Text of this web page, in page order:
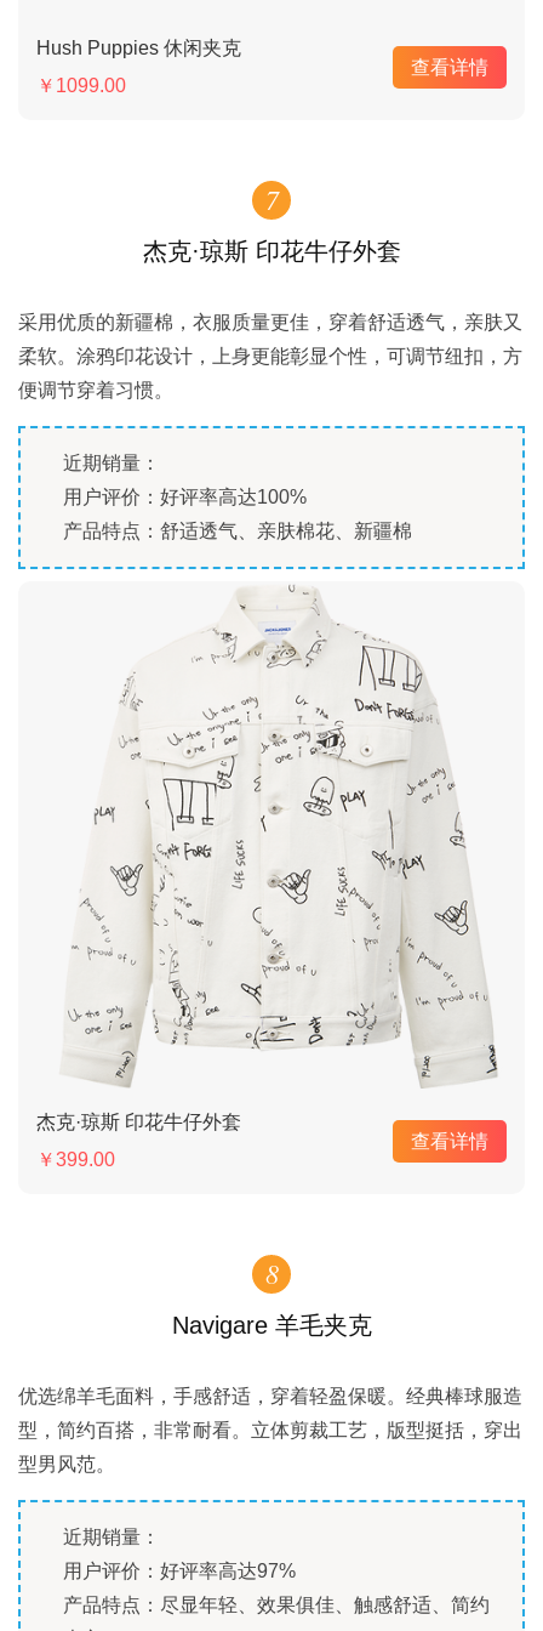
Hush Puppies 休闲夹克
￥1099.00
查看详情
7
杰克·琼斯 印花牛仔外套
采用优质的新疆棉，衣服质量更佳，穿着舒适透气，亲肤又
柔软。涂鸦印花设计，上身更能彰显个性，可调节纽扣，方
便调节穿着习惯。
近期销量：
用户评价：好评率高达100%
产品特点：舒适透气、亲肤棉花、新疆棉
杰克·琼斯 印花牛仔外套
￥399.00
查看详情
8
Navigare 羊毛夹克
优选绵羊毛面料，手感舒适，穿着轻盈保暖。经典棒球服造
型，简约百搭，非常耐看。立体剪裁工艺，版型挺括，穿出
型男风范。
近期销量：
用户评价：好评率高达97%
产品特点：尽显年轻、效果俱佳、触感舒适、简约